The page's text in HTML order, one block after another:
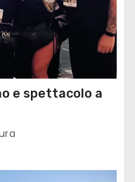
e spettacolo a